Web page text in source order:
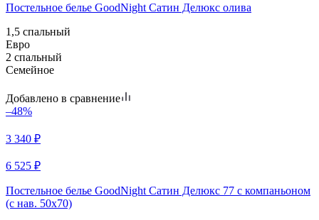
Постельное белье GoodNight Сатин Делюкс олива
1,5 спальный
Евро
2 спальный
Семейное
Добавлено в сравнение
–48%
3 340 ₽
6 525 ₽
Постельное белье GoodNight Сатин Делюкс 77 с компаньоном
(с нав. 50х70)